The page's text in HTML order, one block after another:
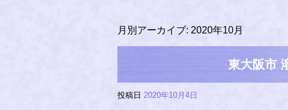
月別アーカイブ: 2020年10月
東大阪市
投稿日 2020年10月4日